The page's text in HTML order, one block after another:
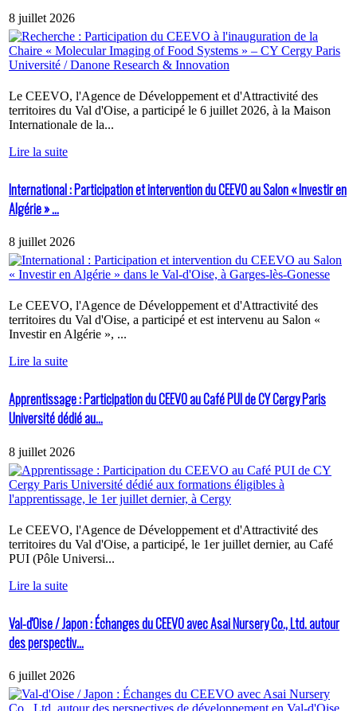
8 juillet 2026
Le CEEVO, l'Agence de Développement et d'Attractivité des
territoires du Val d'Oise, a participé le 6 juillet 2026, à la Maison
Internationale de la...
Lire la suite
International : Participation et intervention du CEEVO au Salon « Investir en
Algérie » ...
8 juillet 2026
Le CEEVO, l'Agence de Développement et d'Attractivité des
territoires du Val d'Oise, a participé et est intervenu au Salon «
Investir en Algérie », ...
Lire la suite
Apprentissage : Participation du CEEVO au Café PUI de CY Cergy Paris
Université dédié au...
8 juillet 2026
Le CEEVO, l'Agence de Développement et d'Attractivité des
territoires du Val d'Oise, a participé, le 1er juillet dernier, au Café
PUI (Pôle Universi...
Lire la suite
Val-d'Oise / Japon : Échanges du CEEVO avec Asai Nursery Co., Ltd. autour
des perspectiv...
6 juillet 2026